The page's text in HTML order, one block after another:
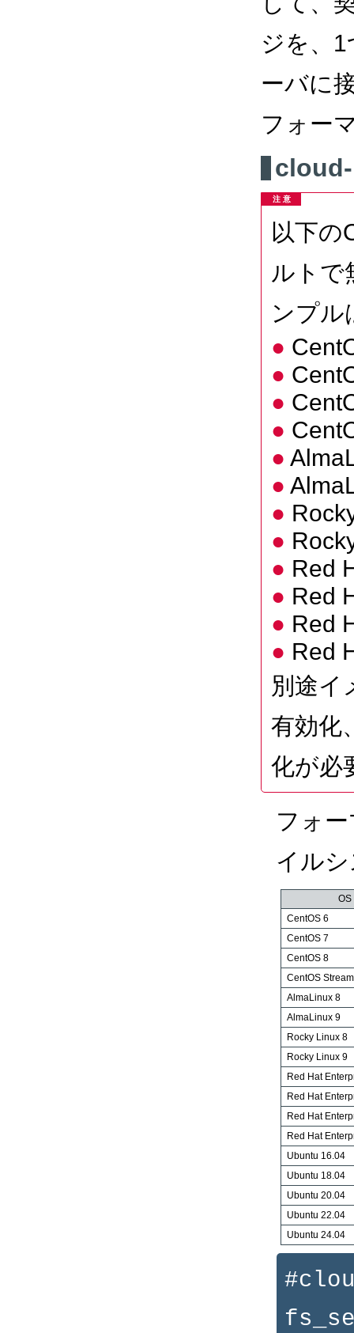
ジを、
ーバに
フォー
注 意
以下の
ルトで
ンプル
Red
Red
Red
Red
別途イ
有効化
化が必
フォ
イル
OS
CentOS 6
CentOS 7
CentOS 8
CentOS
AlmaLinux 8
AlmaLinux 9
Rocky Linux 8
Rocky Linux 9
Red Hat
Red Hat
Red Hat
Red Hat
Ubuntu 16.04
Ubuntu 18.04
Ubuntu 20.04
Ubuntu 22.04
Ubuntu 24.04